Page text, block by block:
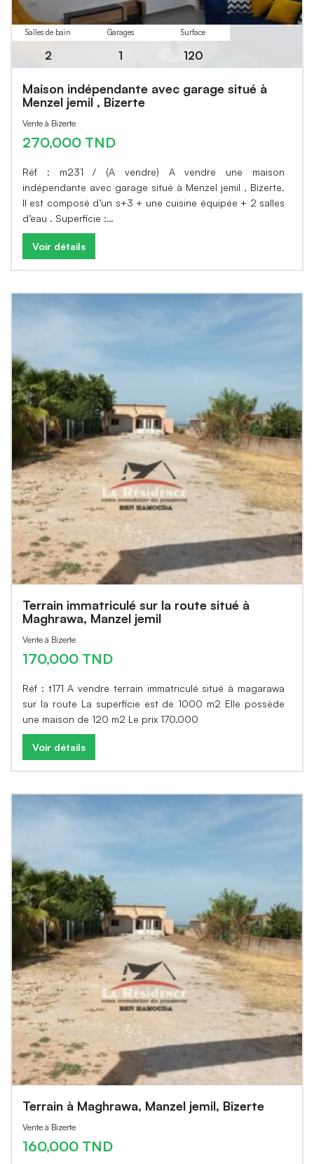
Salles de bain
2
Garages
1
Surface
120
Maison indépendante avec garage situé à
Menzel jemil , Bizerte
Vente à Bizerte
270,000 TND
Réf : m231 / (A vendre) A vendre une maison
indépendante avec garage situé à Menzel jemil , Bizerte.
Il est composé d’un s+3 + une cuisine équipée + 2 salles
d’eau . Superficie :…
Voir détails
Terrain immatriculé sur la route situé à
Maghrawa, Manzel jemil
Vente à Bizerte
170,000 TND
Réf : t171 A vendre terrain immatriculé situé à magarawa
sur la route La superficie est de 1000 m2 Elle possède
une maison de 120 m2 Le prix 170.000
Voir détails
Terrain à Maghrawa, Manzel jemil, Bizerte
Vente à Bizerte
160,000 TND